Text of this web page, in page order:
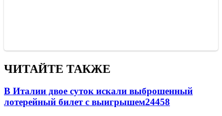
ЧИТАЙТЕ ТАКЖЕ
В Италии двое суток искали выброшенный
лотерейный билет с выигрышем24458